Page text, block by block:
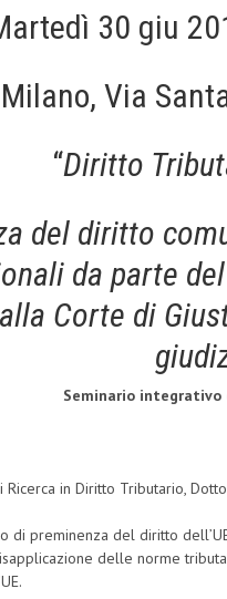
30 giu
Milano, Via
“Diritto
del diritto
da parte
Corte di
Seminario integrativo
Ricerca in Diritto Tributario,
di preminenza del diritto
delle norme